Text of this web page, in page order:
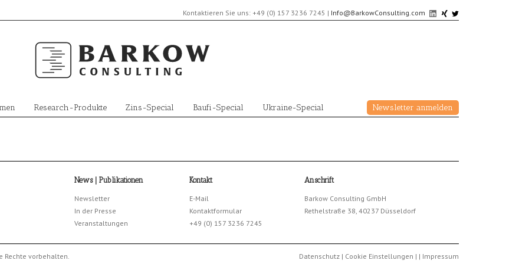
Kontaktieren Sie uns: +49 (0) 157 3236 7245 | Info@BarkowConsulting.com
Research-Produkte Zins-Special Baufi-Special Ukraine-Special Newsletter anmelden
News | Publikationen
Newsletter
In der Presse
Veranstaltungen
Kontakt
E-Mail
Kontaktformular
+49 (0) 157 3236 7245
Anschrift
Barkow Consulting GmbH
Rethelstraße 38, 40237 Düsseldorf
Rechte vorbehalten. Datenschutz | Cookie Einstellungen | | Impressum